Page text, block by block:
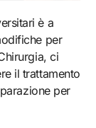
per
ci
il trattamento
per